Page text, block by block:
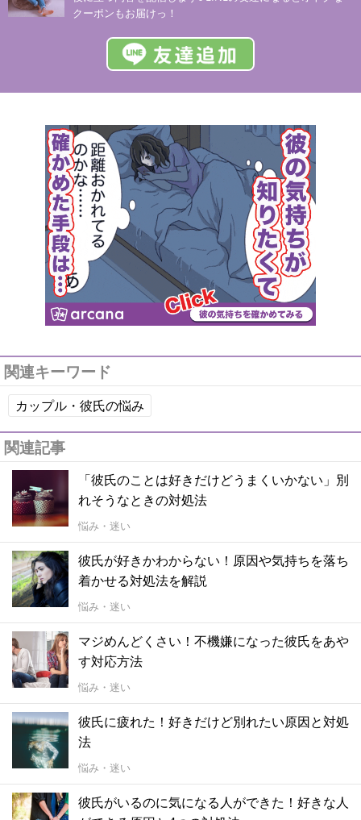
クーポンもお届けっ！
関連キーワード
カップル・彼氏の悩み
関連記事
「彼氏のことは好きだけどうまくいかない」別
れそうなときの対処法
悩み・迷い
彼氏が好きかわからない！原因や気持ちを落ち
着かせる対処法を解説
悩み・迷い
マジめんどくさい！不機嫌になった彼氏をあや
す対応方法
悩み・迷い
彼氏に疲れた！好きだけど別れたい原因と対処
法
悩み・迷い
彼氏がいるのに気になる人ができた！好きな人